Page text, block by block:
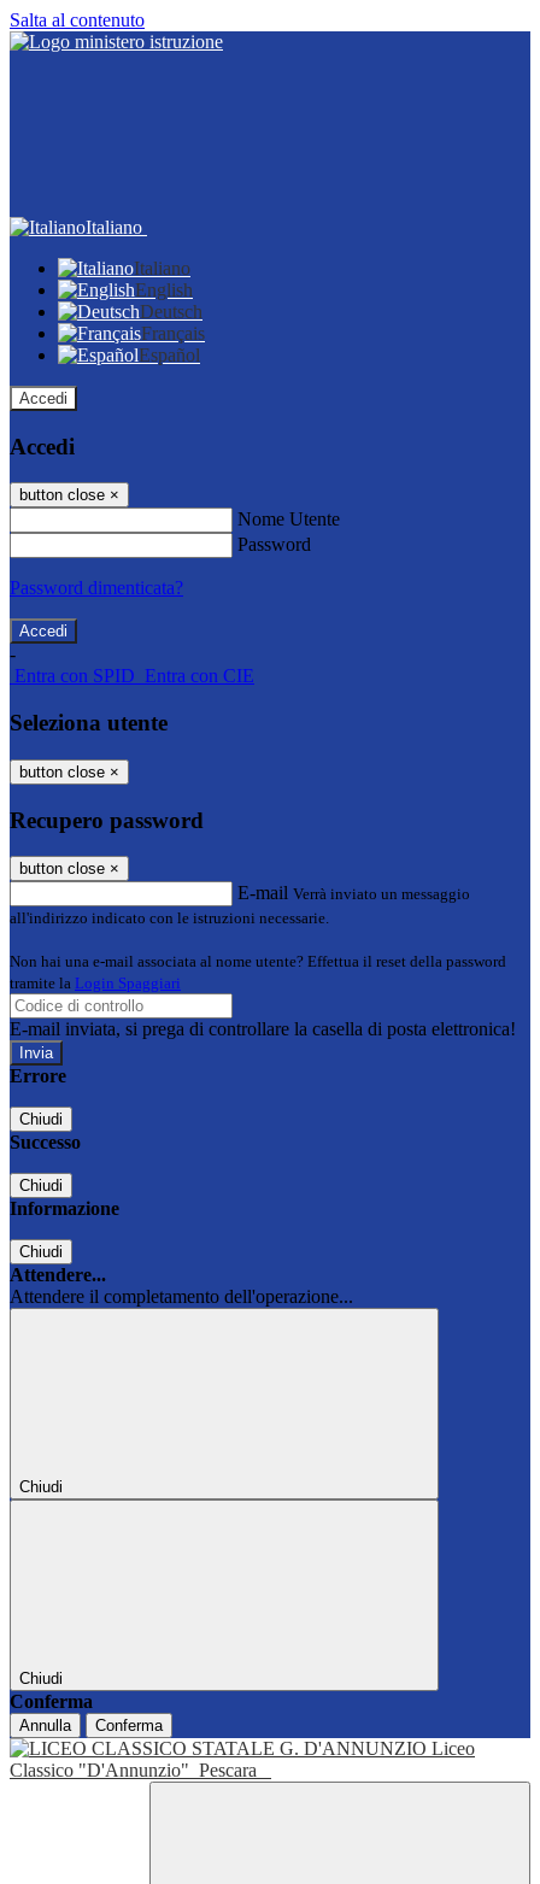
Salta al contenuto
Italiano
Italiano
English
Deutsch
Français
Español
Accedi
Accedi
button close ×
Nome Utente
Password
Password dimenticata?
-
Entra con SPID Entra con CIE
Seleziona utente
button close ×
Recupero password
button close ×
E-mail Verrà inviato un messaggio
all'indirizzo indicato con le istruzioni necessarie.
Non hai una e-mail associata al nome utente? Effettua il reset della password
tramite la Login Spaggiari
E-mail inviata, si prega di controllare la casella di posta elettronica!
Errore
Chiudi
Successo
Chiudi
Informazione
Chiudi
Attendere...
Attendere il completamento dell'operazione...
Chiudi
Chiudi
Conferma
Annulla Conferma
Liceo
Classico "D'Annunzio" Pescara